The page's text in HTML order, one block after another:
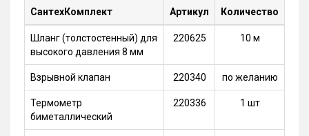
СантехКомплект Артикул Количество
Шланг (толстостенный) для
высокого давления 8 мм
220625 10 м
Взрывной клапан 220340 по желанию
Термометр
биметаллический
220336 1 шт